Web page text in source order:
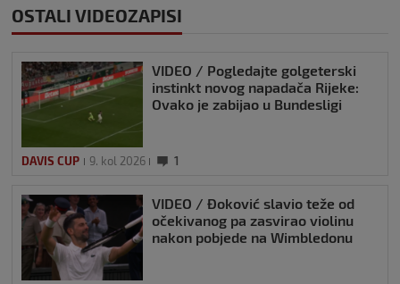
OSTALI VIDEOZAPISI
VIDEO / Pogledajte golgeterski
instinkt novog napadača Rijeke:
Ovako je zabijao u Bundesligi
DAVIS CUP 9. kol 2026 1
VIDEO / Đoković slavio teže od
očekivanog pa zasvirao violinu
nakon pobjede na Wimbledonu